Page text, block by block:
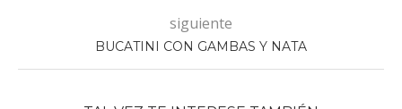
siguiente
BUCATINI CON GAMBAS Y NATA